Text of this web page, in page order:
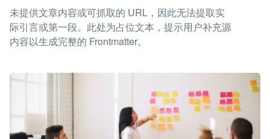
未提供文章内容或可抓取的 URL，因此无法提取实
际引言或第一段。此处为占位文本，提示用户补充源
内容以生成完整的 Frontmatter。